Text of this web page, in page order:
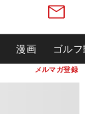
メルマガ登録
漫画 ゴル